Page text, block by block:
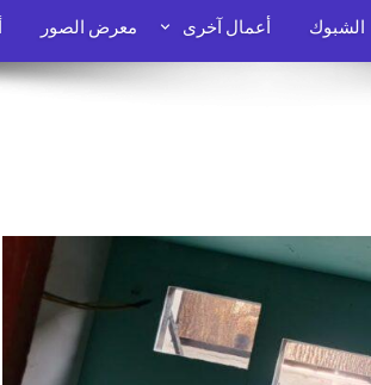
الشبوك أعمال آخرى معرض الصور